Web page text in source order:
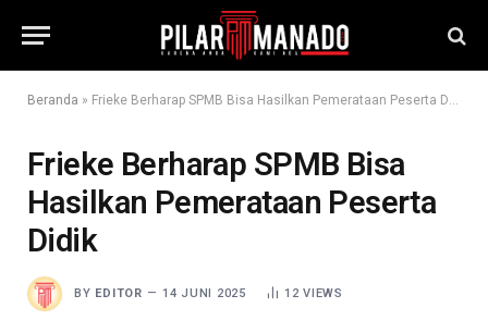
Beranda » Frieke Berharap SPMB Bisa Hasilkan Pemerataan Peserta Didik
Frieke Berharap SPMB Bisa
Hasilkan Pemerataan Peserta
Didik
BY EDITOR 14 JUNI 2025 12VIEWS